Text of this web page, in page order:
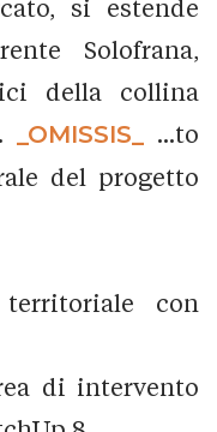
si estende
Solofrana,
della collina
_OMISSIS_
...to
del progetto
con
di intervento